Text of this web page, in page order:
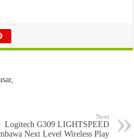
Next
Logitech G309 LIGHTSPEED
Next Level Wireless Play